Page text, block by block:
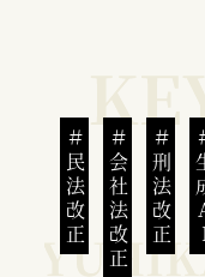
民法改正 会社法改正 刑法改正